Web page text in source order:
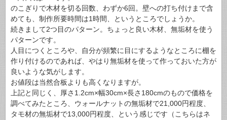
のこぎりで木材を切る回数、わずか6回。壁への打ち付けまで含
めても、制作所要時間は1時間、というところでしょうか。
続きまして2つ目のパターン。ちょっと良い木材、無垢材を使う
パターンです。
人目につくところや、自分が頻繁に目にするようなところに棚を
作り付けるのであれば、やはり無垢材を使って作っておいた方が
良いような気がします。
お値段は当然合板よりも高くなりますが。
上記と同じく、厚さ1.2cm×幅30cm×長さ180cmのもので価格を
調べてみたところ、ウォールナットの無垢材で21,000円程度、
タモ材の無垢材で13,000円程度、という感じです（こちらはネ